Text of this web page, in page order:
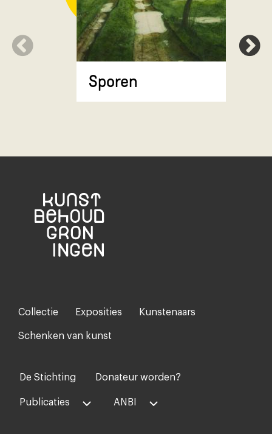
Sporen
Lieverse
Footer-
menu
Collectie Exposities Kunstenaars
Schenken van kunst
Voet
midden
De Stichting Donateur worden?
Publicaties ANBI